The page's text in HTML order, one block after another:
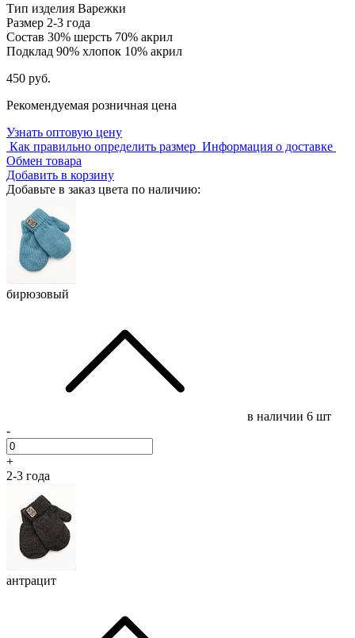
Тип изделия Варежки
Размер 2-3 года
Состав 30% шерсть 70% акрил
Подклад 90% хлопок 10% акрил
450 руб.
Рекомендуемая розничная цена
Узнать оптовую цену
Как правильно определить размер Информация о доставке
Обмен товара
Добавить в корзину
Добавьте в заказ цвета по наличию:
бирюзовый
в наличии 6 шт
-
+
2-3 года
антрацит